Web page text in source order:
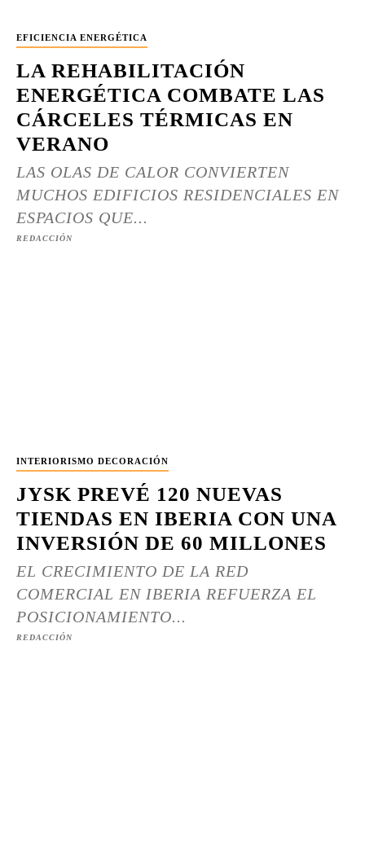
EFICIENCIA ENERGÉTICA
LA REHABILITACIÓN
ENERGÉTICA COMBATE LAS
CÁRCELES TÉRMICAS EN
VERANO
LAS OLAS DE CALOR CONVIERTEN
MUCHOS EDIFICIOS RESIDENCIALES EN
ESPACIOS QUE...
REDACCIÓN
INTERIORISMO DECORACIÓN
JYSK PREVÉ 120 NUEVAS
TIENDAS EN IBERIA CON UNA
INVERSIÓN DE 60 MILLONES
EL CRECIMIENTO DE LA RED
COMERCIAL EN IBERIA REFUERZA EL
POSICIONAMIENTO...
REDACCIÓN